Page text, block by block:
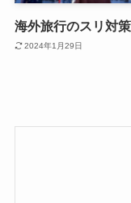
海外旅行のスリ対
2024年1月29日